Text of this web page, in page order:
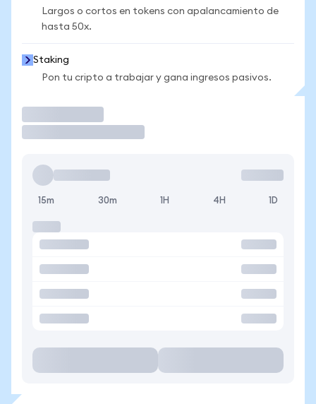
Largos o cortos en tokens con apalancamiento de
hasta 50x.
Staking
Pon tu cripto a trabajar y gana ingresos pasivos.
15m 30m 1H 4H 1D